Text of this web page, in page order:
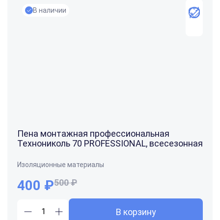
В наличии
Пена монтажная профессиональная
Технониколь 70 PROFESSIONAL, всесезонная
Изоляционные материалы
400 ₽500 ₽
В корзину